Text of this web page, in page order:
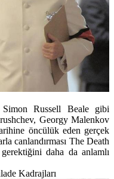
Russell Beale gibi
Georgy Malenkov
öncülük eden gerçek
canlandırması The Death
daha da anlamlı
Kadrajları